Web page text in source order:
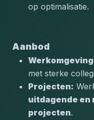
op optimalisatie.
Aanbod
met sterke
Projecten:
uitdagende
projecten.